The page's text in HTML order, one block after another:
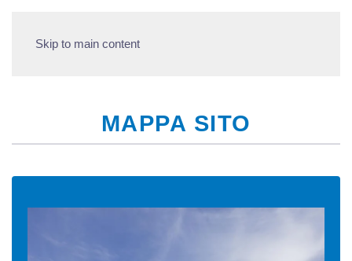
Skip to main content
MAPPA SITO